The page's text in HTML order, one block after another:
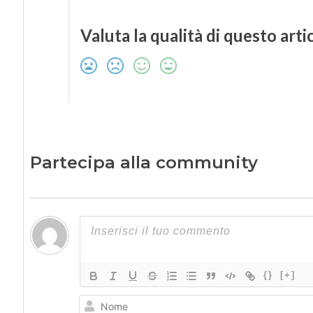
Valuta la qualità di questo
Partecipa alla community
{} [+]